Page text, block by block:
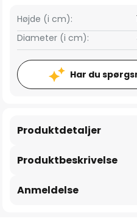
Højde (i cm):
Diameter (i cm):
Har du
Produktbeskrivelse
Produktdetaljer
Anmeldelse